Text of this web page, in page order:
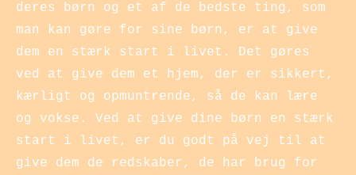
deres børn og et af de bedste ting, som
man kan gøre for sine børn, er at give
dem en stærk start i livet. Det gøres
ved at give dem et hjem, der er sikkert,
kærligt og opmuntrende, så de kan lære
og vokse. Ved at give dine børn en stærk
start i livet, er du godt på vej til at
give dem de redskaber, de har brug for